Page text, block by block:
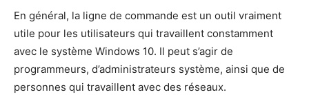
En général, la ligne de commande est un outil vraiment
utile pour les utilisateurs qui travaillent constamment
avec le système Windows 10. Il peut s’agir de
programmeurs, d’administrateurs système, ainsi que de
personnes qui travaillent avec des réseaux.